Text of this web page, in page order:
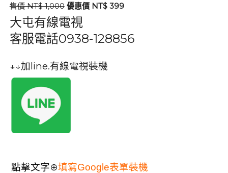
售價 NT$ 1,000 優惠價 NT$ 399
大屯有線電視
客服電話0938-128856
↓↓加line.有線電視裝機
點擊文字⊕填寫Google表單裝機